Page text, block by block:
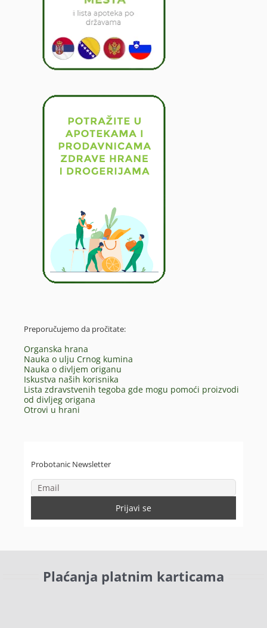
Preporučujemo da pročitate:
Organska hrana
Nauka o ulju Crnog kumina
Nauka o divljem origanu
Iskustva naših korisnika
Lista zdravstvenih tegoba gde mogu pomoći proizvodi
od divljeg origana
Otrovi u hrani
Probotanic Newsletter
Plaćanja platnim karticama